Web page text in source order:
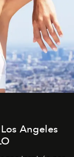
Angeles